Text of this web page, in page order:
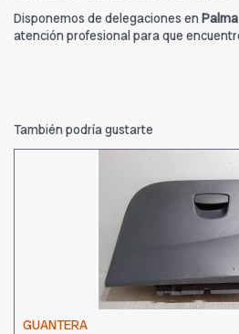
Disponemos de delegaciones en Palma
atención profesional para que
También podría gustarte
GUANTERA